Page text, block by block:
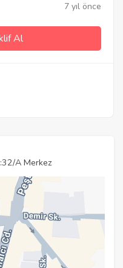
7 yıl önce
Al
A Merkez